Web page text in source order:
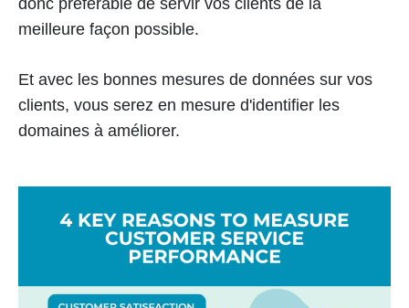
donc préférable de servir vos clients de la
meilleure façon possible.
Et avec les bonnes mesures de données sur vos
clients, vous serez en mesure d'identifier les
domaines à améliorer.